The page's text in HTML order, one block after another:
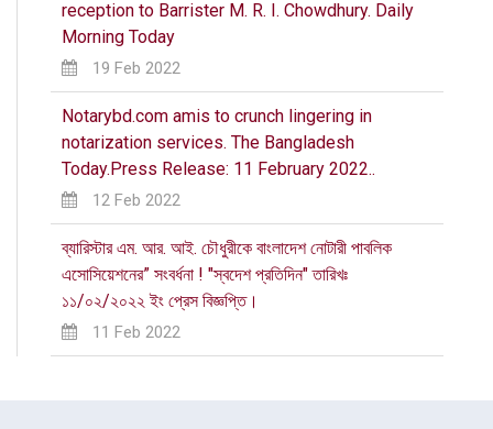
reception to Barrister M. R. I. Chowdhury. Daily
Morning Today
19 Feb 2022
Notarybd.com amis to crunch lingering in
notarization services. The Bangladesh
Today.Press Release: 11 February 2022..
12 Feb 2022
ব্যারিস্টার এম. আর. আই. চৌধুরীকে বাংলাদেশ নোটারী পাবলিক
এসোসিয়েশনের” স‍ং‍বর্ধনা ! "স্বদেশ প্রতিদিন" তারিখঃ
১১/০২/২০২২ ইং প্রেস বিজ্ঞপ্তি।
11 Feb 2022